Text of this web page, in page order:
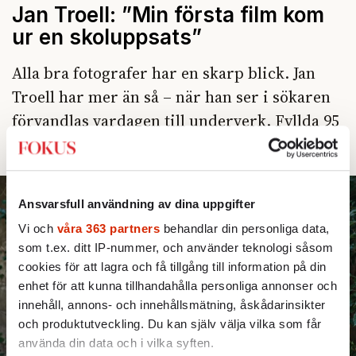
Ansvarsfull användning av dina uppgifter
Vi och våra 363 partners behandlar din personliga data,
som t.ex. ditt IP-nummer, och använder teknologi såsom
cookies för att lagra och få tillgång till information på din
enhet för att kunna tillhandahålla personliga annonser och
innehåll, annons- och innehållsmätning, åskådarinsikter
och produktutveckling. Du kan själv välja vilka som får
använda din data och i vilka syften.
Jan Troell: ”Min första film kom
ur en skoluppsats”
Alla bra fotografer har en skarp blick. Jan
Troell har mer än så – när han ser i sökaren
förvandlas vardagen till underverk. Fyllda 95
gör han en ny film.